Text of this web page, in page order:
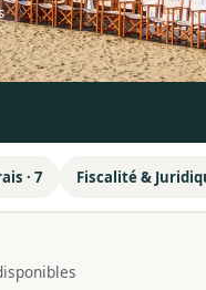
· 7 Fiscalité &